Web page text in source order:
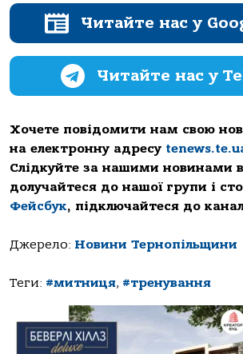
Читайте нас у
Читайте нас у
Хочете повідомити нам свою
на електронну адресу
Слідкуйте за нашими новинами в
долучайтеся до нашої групи і
Фейсбук, підключайтеся до
Джерело: Новини Тернопільщини
Теги: #митниця, #тренування